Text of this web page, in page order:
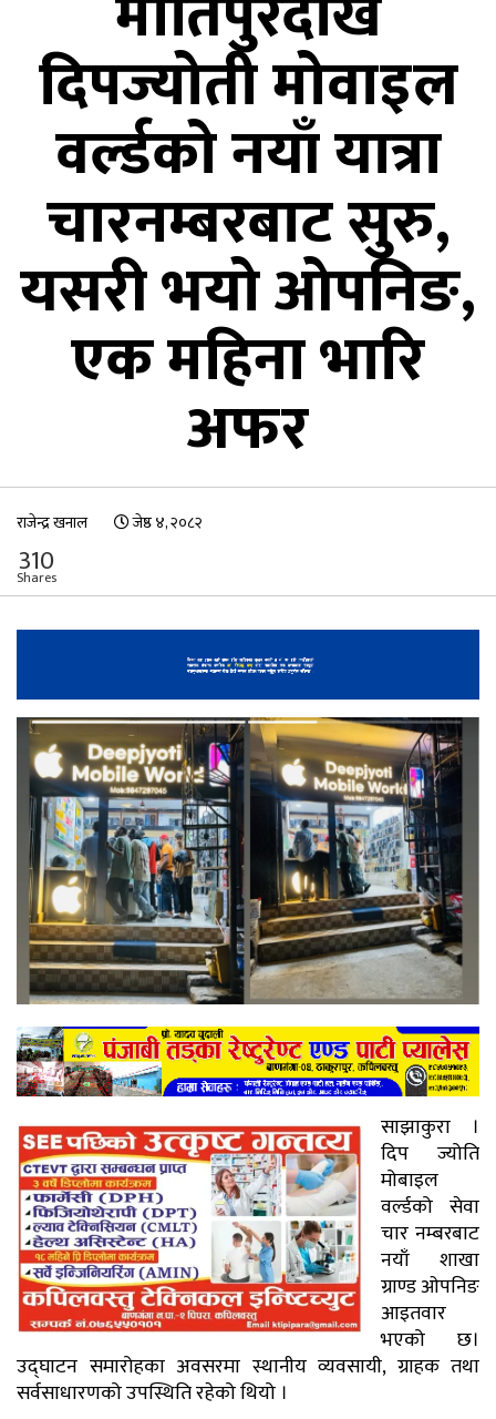
दिपज्याेती माेवाइल
वर्ल्डकाे नयाँ यात्रा
चारनम्बरबाट सुरु,
यसरी भयाे ओपनिङ,
एक महिना भारि
अफर
राजेन्द्र खनाल जेष्ठ ४, २०८२
310
Shares
साझाकुरा ।
दिप ज्योति
मोबाइल
वर्ल्डको सेवा
चार नम्बरबाट
नयाँ शाखा
ग्राण्ड ओपनिङ
आइतवार
भएको छ।
उद्घाटन समारोहका अवसरमा स्थानीय व्यवसायी, ग्राहक तथा
सर्वसाधारणको उपस्थिति रहेको थियो ।